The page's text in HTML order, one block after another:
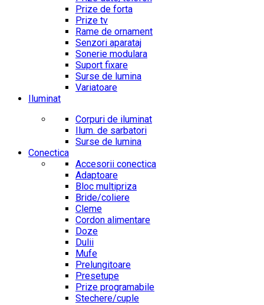
Prize de forta
Prize tv
Rame de ornament
Senzori aparataj
Sonerie modulara
Suport fixare
Surse de lumina
Variatoare
Iluminat
Corpuri de iluminat
Ilum. de sarbatori
Surse de lumina
Conectica
Accesorii conectica
Adaptoare
Bloc multipriza
Bride/coliere
Cleme
Cordon alimentare
Doze
Dulii
Mufe
Prelungitoare
Presetupe
Prize programabile
Stechere/cuple